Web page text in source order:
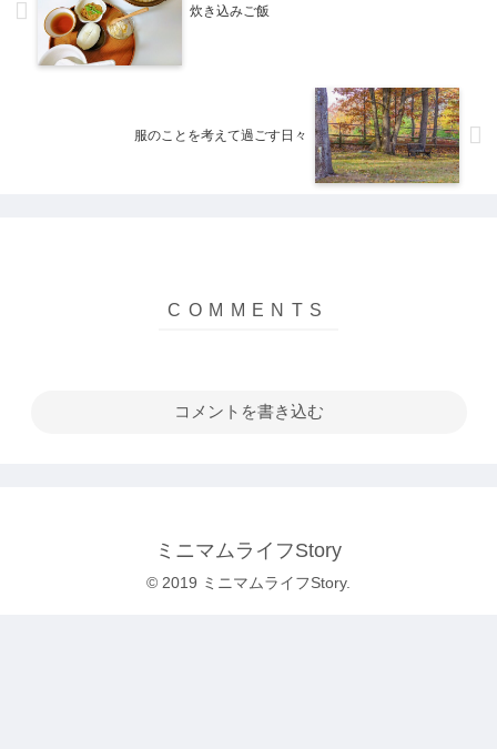
炊き込みご飯
服のことを考えて過ごす日々
コメントを書き込む
ミニマムライフStory
© 2019 ミニマムライフStory.